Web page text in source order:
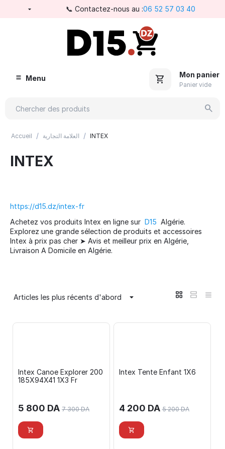
📞 Contactez-nous au :06 52 57 03 40
Menu Mon panier
Panier vide
Accueil / العلامة التجارية / INTEX
INTEX
https://d15.dz/intex-fr
Achetez vos produits Intex en ligne sur D15 Algérie.
Explorez une grande sélection de produits et accessoires
Intex à prix pas cher ➤ Avis et meilleur prix en Algérie,
Livraison A Domicile en Algérie.
Articles les plus récents d'abord
Intex Canoe Explorer 200
185X94X41 1X3 Fr
5 800 DA 7 300 DA
Intex Tente Enfant 1X6
4 200 DA 5 200 DA